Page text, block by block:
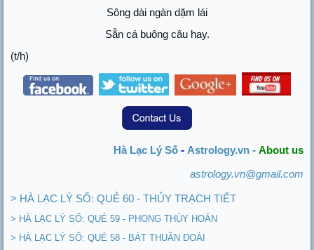
Sông dài ngàn dặm lái
Sẵn cá buông câu hay.
(t/h)
Hà Lạc Lý Số- Astrology.vn - About us
astrology.vn@gmail.com
> HÀ LẠC LÝ SỐ: QUẺ 60 - THỦY TRẠCH TIẾT
> HÀ LẠC LÝ SỐ: QUẺ 59 - PHONG THỦY HOÁN
> HÀ LẠC LÝ SỐ: QUẺ 58 - BÁT THUẦN ĐOÀI